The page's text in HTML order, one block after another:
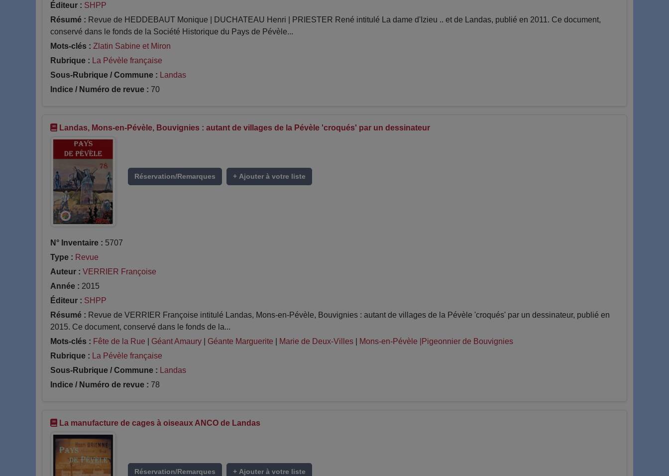
Éditeur : SHPP
Résumé : Revue de HEDDEBAUT Monique | DUCHATEAU Henri | PRIESTER René intitulé La dame d'Izieu .. et de Landas, publié en 2011. Ce document,
conservé dans le fonds de la Société Historique du Pays de Pévèle...
Mots-clés : Zlatin Sabine et Miron
Rubrique : La Pévèle française
Sous-Rubrique / Commune : Landas
Indice / Numéro de revue : 70
Landas, Mons-en-Pévèle, Bouvignies : autant de villages de la Pévèle 'croqués' par un dessinateur
Réservation/Remarques + Ajouter à votre liste
N° Inventaire : 5707
Type : Revue
Auteur : VERRIER Françoise
Année : 2015
Éditeur : SHPP
Résumé : Revue de VERRIER Françoise intitulé Landas, Mons-en-Pévèle, Bouvignies : autant de villages de la Pévèle 'croqués' par un dessinateur, publié en
2015. Ce document, conservé dans le fonds de la...
Mots-clés : Fête de la Rue Géant Amaury Géante Marguerite Marie de Deux-Villes
Mons-en-Pévèle |Pigeonnier de Bouvignies
Rubrique : La Pévèle française
Sous-Rubrique / Commune : Landas
Indice / Numéro de revue : 78
La manufacture de cages à oiseaux ANCO de Landas
Réservation/Remarques + Ajouter à votre liste